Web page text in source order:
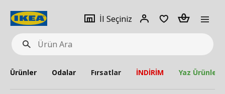
Ürün
Ara
İl Seçiniz
Giriş
Adet
Ürünler Odalar Fırsatlar İNDİRİM Yaz Ürünleri